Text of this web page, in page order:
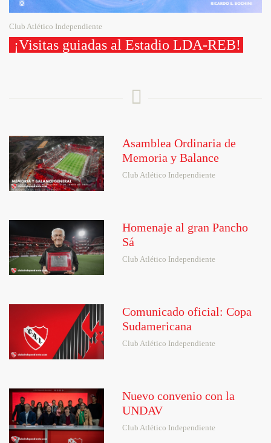
Club Atlético Independiente
¡Visitas guiadas al Estadio LDA-REB!
Asamblea Ordinaria de
Memoria y Balance
Club Atlético Independiente
Homenaje al gran Pancho
Sá
Club Atlético Independiente
Comunicado oficial: Copa
Sudamericana
Club Atlético Independiente
Nuevo convenio con la
UNDAV
Club Atlético Independiente